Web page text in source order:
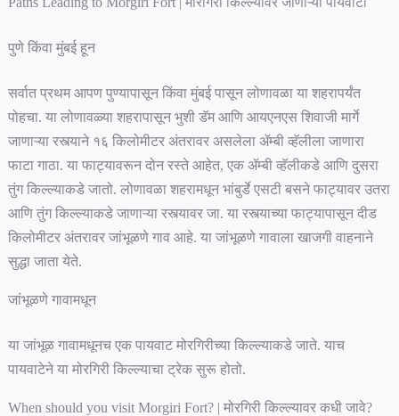
पुणे किंवा मुंबई हून
सर्वात प्रथम आपण पुण्यापासून किंवा मुंबई पासून लोणावळा या शहरापर्यंत
पोहचा. या लोणावळ्या शहरापासून भुशी डॅम आणि आयएनएस शिवाजी मार्गे
जाणाऱ्या रस्त्याने १६ किलोमीटर अंतरावर असलेला ॲम्बी व्हॅलीला जाणारा
फाटा गाठा. या फाट्यावरून दोन रस्ते आहेत, एक ॲम्बी व्हॅलीकडे आणि दुसरा
तुंग किल्ल्याकडे जातो. लोणावळा शहरामधून भांबुर्डे एसटी बसने फाट्यावर उतरा
आणि तुंग किल्ल्याकडे जाणाऱ्या रस्त्यावर जा. या रस्त्याच्या फाट्यापासून दीड
किलोमीटर अंतरावर जांभूळणे गाव आहे. या जांभूळणे गावाला खाजगी वाहनाने
सुद्धा जाता येते.
जांभूळणे गावामधून
या जांभूळ गावामधूनच एक पायवाट मोरगिरीच्या किल्ल्याकडे जाते. याच
पायवाटेने या मोरगिरी किल्ल्याचा ट्रेक सुरू होतो.
When should you visit Morgiri Fort? | मोरगिरी किल्ल्यावर कधी जावे?